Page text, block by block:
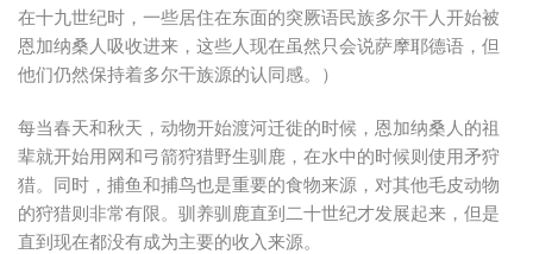
在十九世纪时，一些居住在东面的突厥语民族多尔干人开始被
恩加纳桑人吸收进来，这些人现在虽然只会说萨摩耶德语，但
他们仍然保持着多尔干族源的认同感。）
每当春天和秋天，动物开始渡河迁徙的时候，恩加纳桑人的祖
辈就开始用网和弓箭狩猎野生驯鹿，在水中的时候则使用矛狩
猎。同时，捕鱼和捕鸟也是重要的食物来源，对其他毛皮动物
的狩猎则非常有限。驯养驯鹿直到二十世纪才发展起来，但是
直到现在都没有成为主要的收入来源。